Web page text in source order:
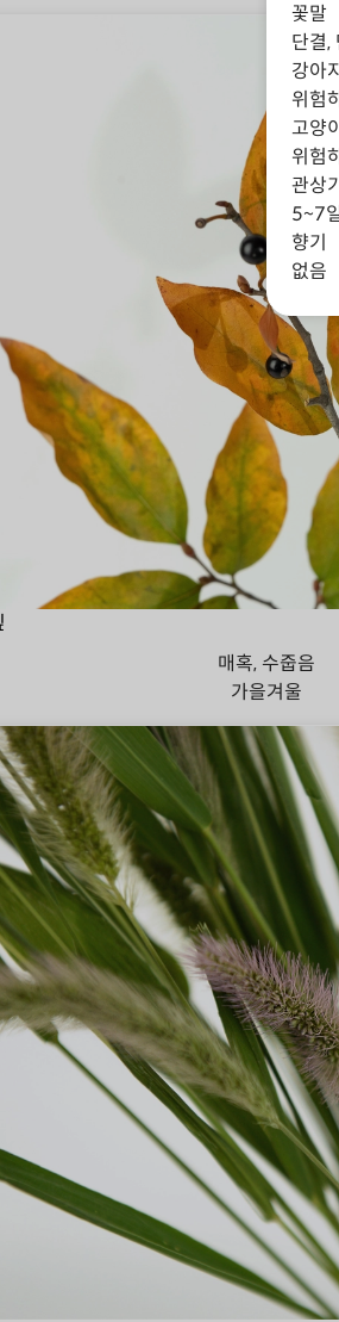
매혹, 수줍음
가을겨울
꽃말
단결,
강아지
위험
고양이
위험
관상
5~7
향기
없음